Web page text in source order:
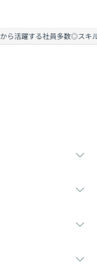
ら活躍する社員多数◎スキ